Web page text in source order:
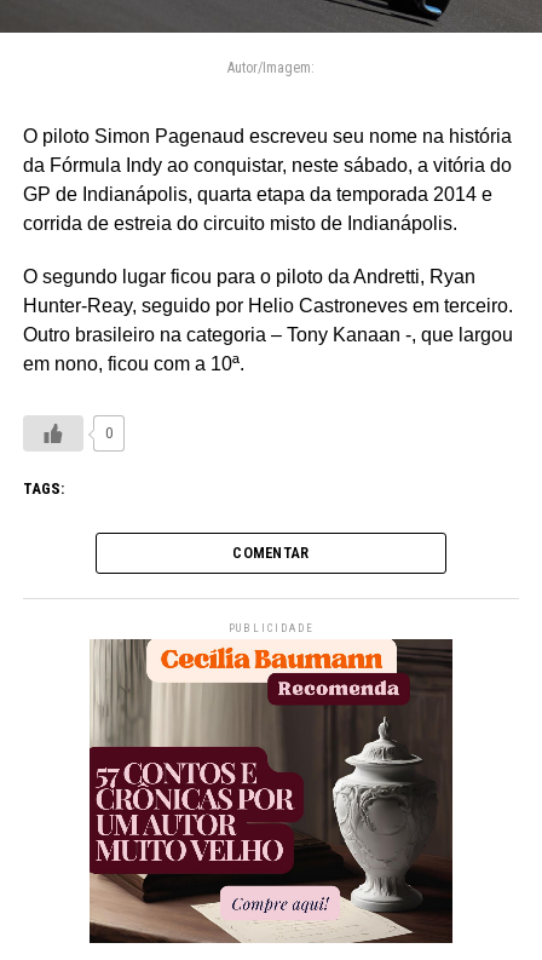
Autor/Imagem:
O piloto Simon Pagenaud escreveu seu nome na história
da Fórmula Indy ao conquistar, neste sábado, a vitória do
GP de Indianápolis, quarta etapa da temporada 2014 e
corrida de estreia do circuito misto de Indianápolis.
O segundo lugar ficou para o piloto da Andretti, Ryan
Hunter-Reay, seguido por Helio Castroneves em terceiro.
Outro brasileiro na categoria – Tony Kanaan -, que largou
em nono, ficou com a 10ª.
0
TAGS:
COMENTAR
PUBLICIDADE